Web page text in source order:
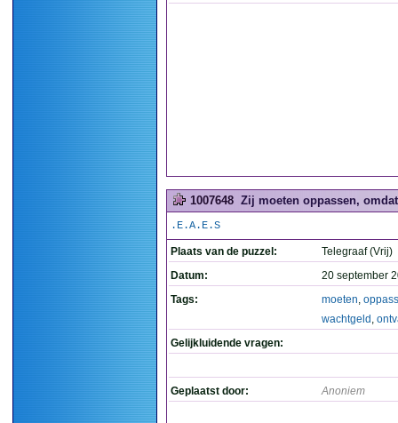
1007648 Zij moeten oppassen,
.E.A.E.S
Plaats van de puzzel:
Telegraaf (Vrij)
Datum:
20 september
Tags:
moeten,
wachtgeld ,
Gelijkluidende vragen:
Geplaatst door: Anoniem